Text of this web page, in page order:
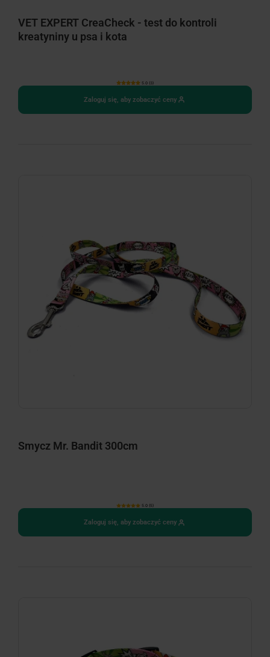
VET EXPERT CreaCheck - test do kontroli
kreatyniny u psa i kota
5.0 (3)
Zaloguj się, aby zobaczyć ceny
Smycz Mr. Bandit 300cm
5.0 (5)
Zaloguj się, aby zobaczyć ceny